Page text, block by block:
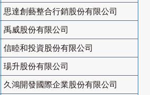
思達創藝整合行銷股份有限公司
禹威股份有限公司
信睦和投資股份有限公司
瑒升股份有限公司
久鴻開發國際企業股份有限公司